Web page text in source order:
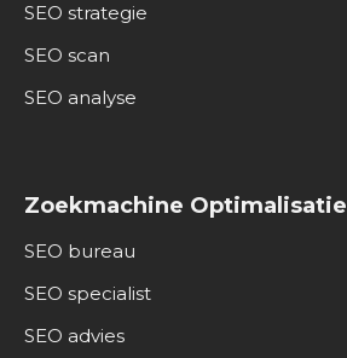
SEO strategie
SEO scan
SEO analyse
Zoekmachine Optimalisatie
SEO bureau
SEO specialist
SEO advies